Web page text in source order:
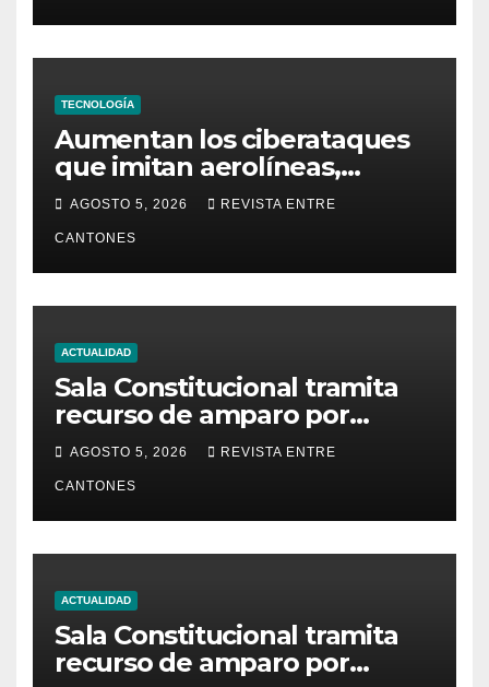
TECNOLOGÍA
Aumentan los ciberataques
que imitan aerolíneas,
hoteles y plataformas de
AGOSTO 5, 2026 REVISTA ENTRE
CANTONES
ACTUALIDAD
Sala Constitucional tramita
recurso de amparo por
presunta falta de respuesta
en relación con los
fundamentos técnicos del
examen de incorporación al
Colegio de Abogados
AGOSTO 5, 2026 REVISTA ENTRE
CANTONES
ACTUALIDAD
Sala Constitucional tramita
recurso de amparo por